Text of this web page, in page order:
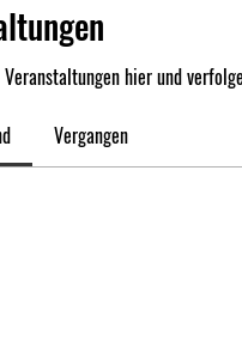
hier und
Vergangen